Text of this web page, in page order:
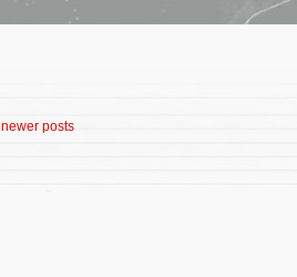
newer posts